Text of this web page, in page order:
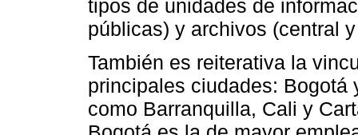
tipos de unidades de
públicas) y archivos (central
También es reiterativa la
principales ciudades:
como Barranquilla, Cali y